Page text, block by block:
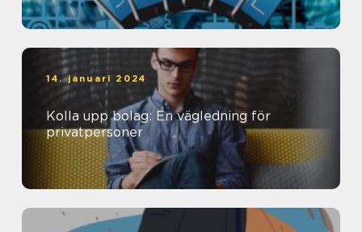
14. januari 2024
Kolla upp bolag: En vägledning för
privatpersoner